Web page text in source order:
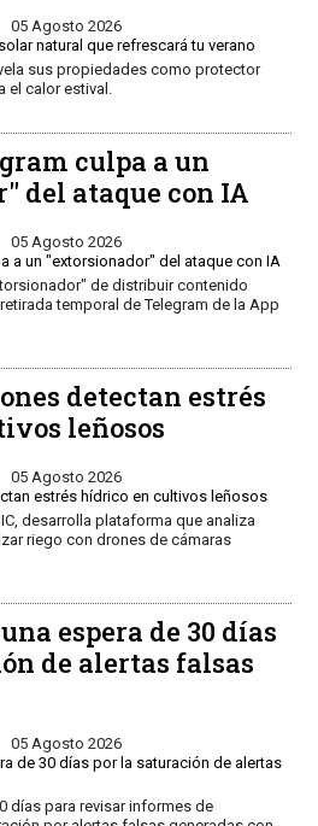
05 Agosto 2026
sus propiedades como protector
el calor estival.
culpa a un
del ataque con IA
05 Agosto 2026
de distribuir contenido
temporal de Telegram de la App
detectan estrés
leñosos
05 Agosto 2026
desarrolla plataforma que analiza
riego con drones de cámaras
espera de 30 días
de alertas falsas
05 Agosto 2026
días para revisar informes de